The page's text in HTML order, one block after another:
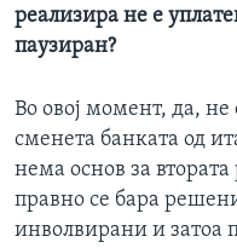
реализира не е
паузиран?
Во овој момент, да, не
сменета банката од
нема основ за втората
правно се бара
инволвирани и затоа